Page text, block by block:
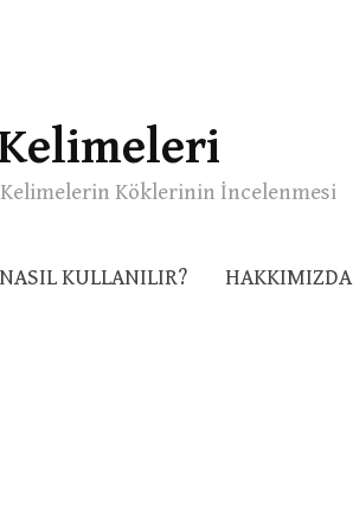
Kelimelerin Köklerinin İncelenmesi
NASIL KULLANILIR? HAKKIMIZDA